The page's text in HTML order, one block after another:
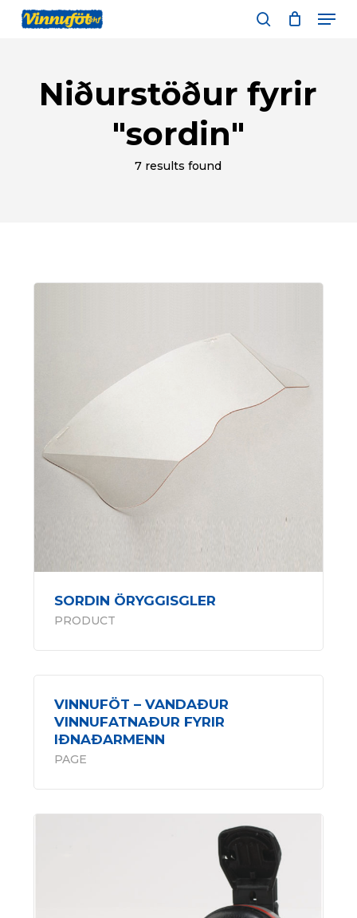
Skip
Niðurstöður fyrir
"sordin"
7 results found
SORDIN ÖRYGGISGLER
PRODUCT
VINNUFÖT – VANDAÐUR
VINNUFATNAÐUR FYRIR
IÐNAÐARMENN
PAGE